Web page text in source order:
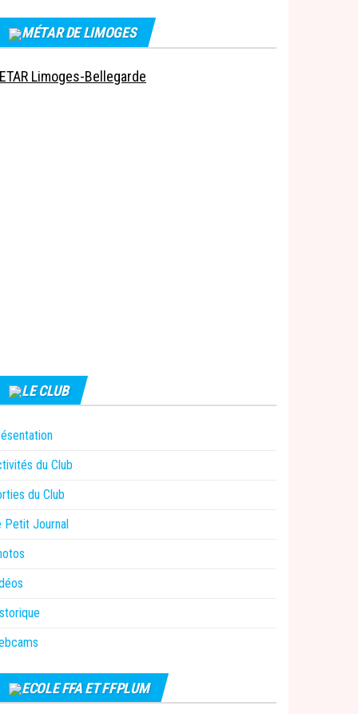
MÉTAR DE LIMOGES
Limoges-Bellegarde
LE CLUB
du Club
du Club
Petit Journal
ECOLE FFA ET FFPLUM